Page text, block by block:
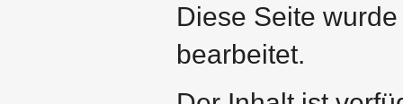
Diese Seite
bearbeitet.